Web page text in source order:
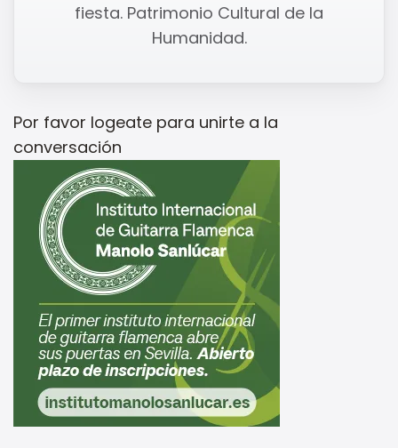
fiesta. Patrimonio Cultural de la
Humanidad.
Por favor logeate para unirte a la
conversación